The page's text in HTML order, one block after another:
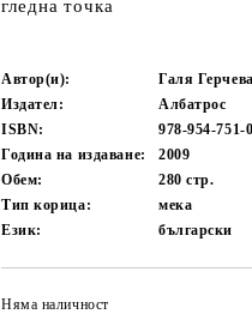
гледна точка
Автор(и):
Галя
Издател:
Албатрос
ISBN:
978-954-751-
Година на издаване:
2009
Обем:
280стр.
Тип корица:
мека
Език:
български
Няма наличност